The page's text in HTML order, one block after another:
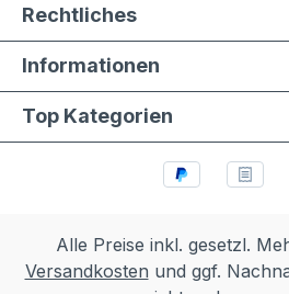
Rechtliches
Informationen
Top Kategorien
Alle Preise inkl. gesetzl.
Versandkosten und ggf.